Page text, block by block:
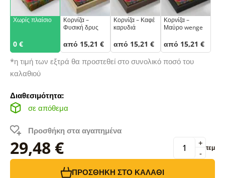
Χωρίς πλαίσιο
0 €
Κορνίζα –
Φυσική δρυς
από 15,21 €
Κορνίζα – Καφέ
καρυδιά
από 15,21 €
Κορνίζα –
Μαύρο wenge
από 15,21 €
*η τιμή των εξτρά θα προστεθεί στο συνολικό ποσό του
καλαθιού
Διαθεσιμότητα:
σε απόθεμα
Προσθήκη στα αγαπημένα
29,48 € -
+ τεμ
ΠΡΟΣΘΉΚΗ ΣΤΟ ΚΑΛΆΘΙ